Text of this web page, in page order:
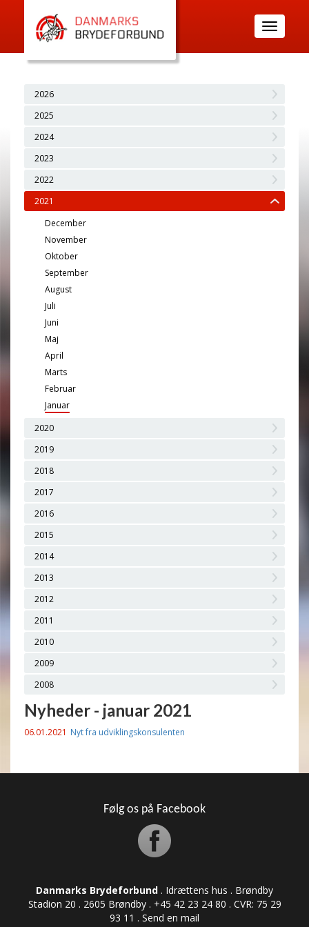
Toggle
navigation
2026
2025
2024
2023
2022
2021
December
November
Oktober
September
August
Juli
Juni
Maj
April
Marts
Februar
Januar
2020
2019
2018
2017
2016
2015
2014
2013
2012
2011
2010
2009
2008
Nyheder - januar 2021
06.01.2021 Nyt fra udviklingskonsulenten
Følg os på Facebook
Danmarks Brydeforbund . Idrættens hus . Brøndby
Stadion 20 . 2605 Brøndby . +45 42 23 24 80 . CVR: ​​​​​​75 29
93 11 . Send en mail